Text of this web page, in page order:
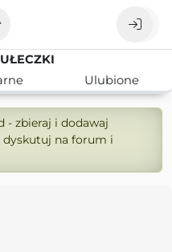
Ulubione
- zbieraj i dodawaj
dyskutuj na forum i